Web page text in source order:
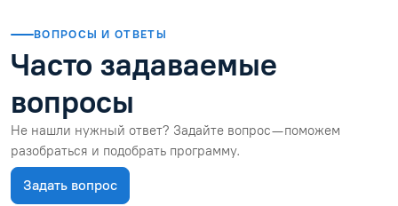
ВОПРОСЫ И ОТВЕТЫ
Часто задаваемые
вопросы
Не нашли нужный ответ? Задайте вопрос — поможем
разобраться и подобрать программу.
Задать вопрос